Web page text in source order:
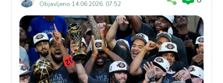
Objavljeno 14.06.2026. 07:52